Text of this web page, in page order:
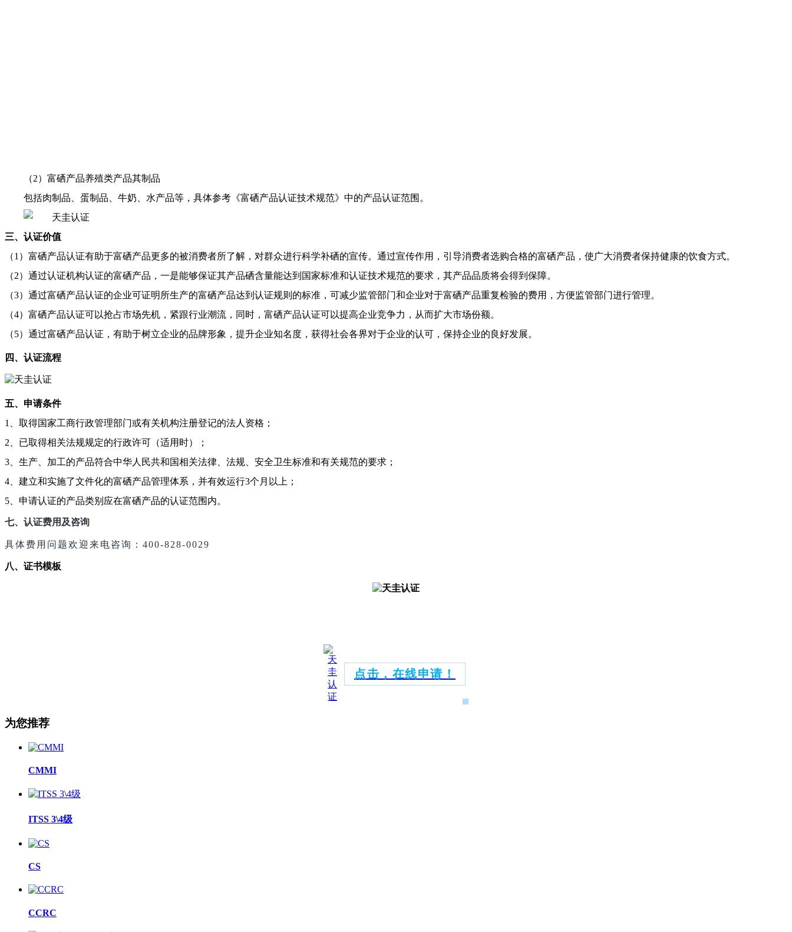
（2）富硒产品养殖类产品其制品
包括肉制品、蛋制品、牛奶、水产品等，具体参考《富硒产品认证技术规范》中的产品认证范围。
三、认证价值
（1）富硒产品认证有助于富硒产品更多的被消费者所了解，对群众进行科学补硒的宣传。通过宣传作用，引导消费者选购合格的富硒产品，使广大消费者保持健康的饮食方式。
（2）通过认证机构认证的富硒产品，一是能够保证其产品硒含量能达到国家标准和认证技术规范的要求，其产品品质将会得到保障。
（3）通过富硒产品认证的企业可证明所生产的富硒产品达到认证规则的标准，可减少监管部门和企业对于富硒产品重复检验的费用，方便监管部门进行管理。
（4）富硒产品认证可以抢占市场先机，紧跟行业潮流，同时，富硒产品认证可以提高企业竞争力，从而扩大市场份额。
（5）通过富硒产品认证，有助于树立企业的品牌形象，提升企业知名度，获得社会各界对于企业的认可，保持企业的良好发展。
四、认证流程
五、申请条件
1、取得国家工商行政管理部门或有关机构注册登记的法人资格；
2、已取得相关法规规定的行政许可（适用时）；
3、生产、加工的产品符合中华人民共和国相关法律、法规、安全卫生标准和有关规范的要求；
4、建立和实施了文件化的富硒产品管理体系，并有效运行3个月以上；
5、申请认证的产品类别应在富硒产品的认证范围内。
七、认证费用及咨询
具体费用问题欢迎来电咨询： 400-828-0029
八、证书模板
点击，在线申请！
为您推荐
CMMI
ITSS 3\4级
CS
CCRC